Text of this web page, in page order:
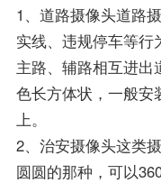
1、道路摄像头道路
实线、违规停车等行
主路、辅路相互进出
色长方体状，一般安
上。
2、治安摄像头这类
圆圆的那种，可以